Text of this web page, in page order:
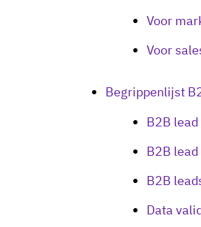
Voor
Voor
Begrippenlijst
B2B
B2B
B2B
Data